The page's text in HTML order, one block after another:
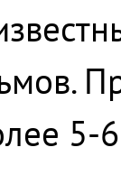
5-